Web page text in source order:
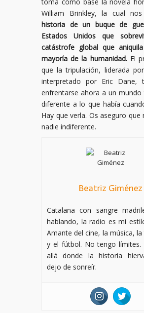
William Brinkley, la cual
historia de un buque de
Estados Unidos que
catástrofe global que
mayoría de la humanidad.El
que la tripulación, liderada
interpretado por Eric Dane,
enfrentarse ahora a un
diferente a lo que había
Hay que verla. Os aseguro que
nadie indiferente.
Beatriz Giménez
Catalana con sangre
hablando, la radio es mi
Amante del cine, la música, la
y el fútbol. No tengo límites.
allá donde la historia
dejo de sonreír.